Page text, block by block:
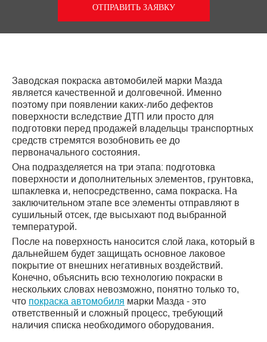
ОТПРАВИТЬ ЗАЯВКУ
Заводская покраска автомобилей марки Мазда
является качественной и долговечной. Именно
поэтому при появлении каких-либо дефектов
поверхности вследствие ДТП или просто для
подготовки перед продажей владельцы транспортных
средств стремятся возобновить ее до
первоначального состояния.
Она подразделяется на три этапа: подготовка
поверхности и дополнительных элементов, грунтовка,
шпаклевка и, непосредственно, сама покраска. На
заключительном этапе все элементы отправляют в
сушильный отсек, где высыхают под выбранной
температурой.
После на поверхность наносится слой лака, который в
дальнейшем будет защищать основное лаковое
покрытие от внешних негативных воздействий.
Конечно, объяснить всю технологию покраски в
нескольких словах невозможно, понятно только то,
что покраска автомобиля марки Мазда - это
ответственный и сложный процесс, требующий
наличия списка необходимого оборудования.